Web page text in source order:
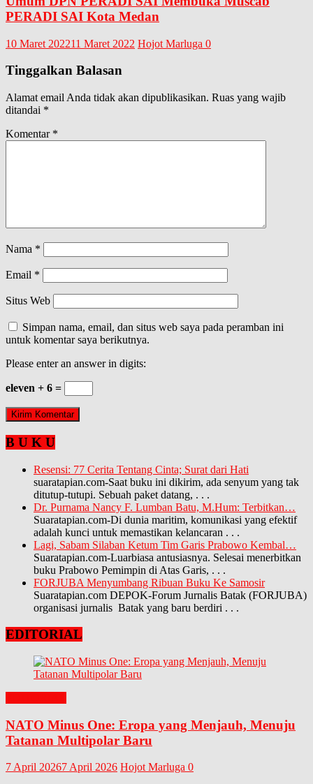
PERADI SAI Kota Medan
10 Maret 202211 Maret 2022 Hojot Marluga 0
Tinggalkan Balasan
Alamat email Anda tidak akan dipublikasikan. Ruas yang wajib
ditandai *
Komentar *
Nama *
Email *
Situs Web
Simpan nama, email, dan situs web saya pada peramban ini
untuk komentar saya berikutnya.
Please enter an answer in digits:
eleven + 6 =
B U K U
Resensi: 77 Cerita Tentang Cinta; Surat dari Hati
suaratapian.com-Saat buku ini dikirim, ada senyum yang tak
ditutup-tutupi. Sebuah paket datang, . . .
Dr. Purnama Nancy F. Lumban Batu, M.Hum: Terbitkan…
Suaratapian.com-Di dunia maritim, komunikasi yang efektif
adalah kunci untuk memastikan kelancaran . . .
Lagi, Sabam Silaban Ketum Tim Garis Prabowo Kembal…
Suaratapian.com-Luarbiasa antusiasnya. Selesai menerbitkan
buku Prabowo Pemimpin di Atas Garis, . . .
FORJUBA Menyumbang Ribuan Buku Ke Samosir
Suaratapian.com DEPOK-Forum Jurnalis Batak (FORJUBA)
organisasi jurnalis Batak yang baru berdiri . . .
EDITORIAL
NATO Minus One: Eropa yang Menjauh, Menuju
Tatanan Multipolar Baru
7 April 20267 April 2026 Hojot Marluga 0